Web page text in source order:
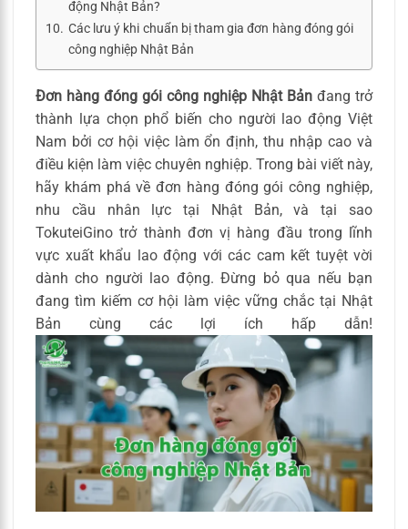
động Nhật Bản?
Các lưu ý khi chuẩn bị tham gia đơn hàng đóng gói
công nghiệp Nhật Bản
Đơn hàng đóng gói công nghiệp Nhật Bản đang trở
thành lựa chọn phổ biến cho người lao động Việt
Nam bởi cơ hội việc làm ổn định, thu nhập cao và
điều kiện làm việc chuyên nghiệp. Trong bài viết này,
hãy khám phá về đơn hàng đóng gói công nghiệp,
nhu cầu nhân lực tại Nhật Bản, và tại sao
TokuteiGino trở thành đơn vị hàng đầu trong lĩnh
vực xuất khẩu lao động với các cam kết tuyệt vời
dành cho người lao động. Đừng bỏ qua nếu bạn
đang tìm kiếm cơ hội làm việc vững chắc tại Nhật
Bản cùng các lợi ích hấp dẫn!